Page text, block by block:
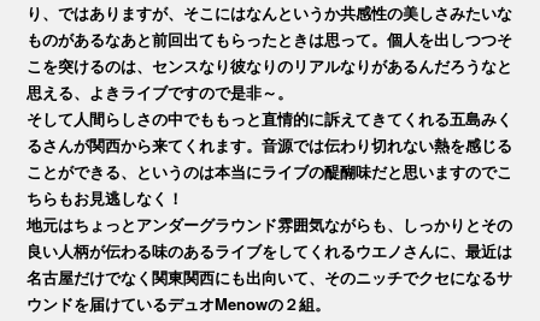
り、ではありますが、そこにはなんというか共感性の美しさみたいな
ものがあるなあと前回出てもらったときは思って。個人を出しつつそ
こを突けるのは、センスなり彼なりのリアルなりがあるんだろうなと
思える、よきライブですので是非～。
そして人間らしさの中でももっと直情的に訴えてきてくれる五島みく
るさんが関西から来てくれます。音源では伝わり切れない熱を感じる
ことができる、というのは本当にライブの醍醐味だと思いますのでこ
ちらもお見逃しなく！
地元はちょっとアンダーグラウンド雰囲気ながらも、しっかりとその
良い人柄が伝わる味のあるライブをしてくれるウエノさんに、最近は
名古屋だけでなく関東関西にも出向いて、そのニッチでクセになるサ
ウンドを届けているデュオMenowの２組。